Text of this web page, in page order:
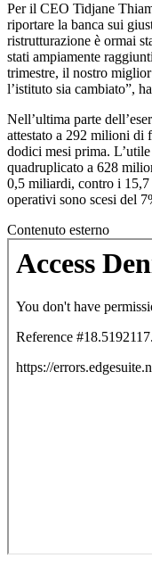
Per il CEO Tidjane
riportare la banca sui
ristrutturazione è ormai
stati ampiamente
trimestre, il nostro
l’istituto sia cambiato”,
Nell’ultima parte
attestato a 292 milioni di
dodici mesi prima.
quadruplicato a 628
0,5 miliardi, contro i
operativi sono scesi del
Contenuto esterno